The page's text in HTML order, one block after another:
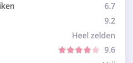
6.7
9.2
Heel zelden
9.6